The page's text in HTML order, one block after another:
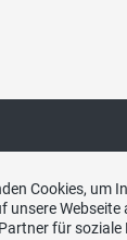
Cookies, um
unsere
für soziale